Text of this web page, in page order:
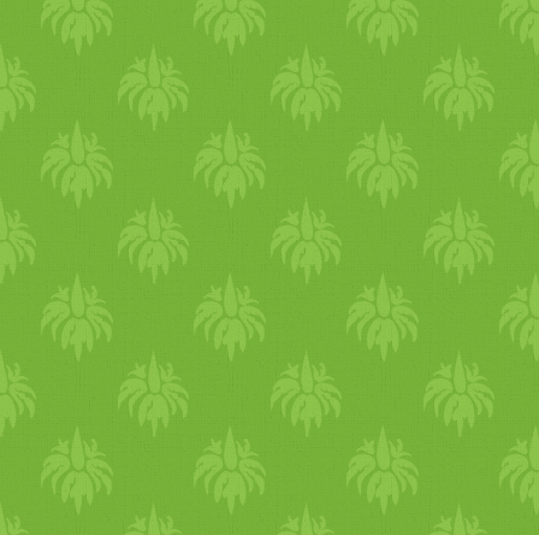
naponta olajos
védekezni ahidegellen,
képességét. https:/­/­
hogyan-vegezz-otthoni-
próbálj minden nap
vacsorázni. Egyél
tápláló,
készült, meleg
, szaftos,